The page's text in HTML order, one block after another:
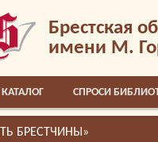
Брестская
имени М.
СПРОСИ
БРЕСТЧИНЫ»